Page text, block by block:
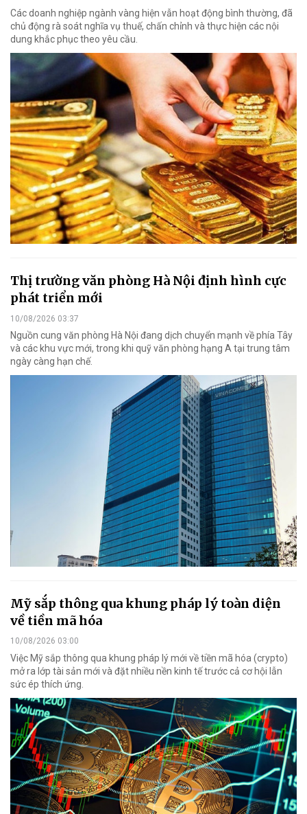
Các doanh nghiệp ngành vàng hiện vẫn hoạt động bình thường, đã
chủ động rà soát nghĩa vụ thuế, chấn chỉnh và thực hiện các nội
dung khắc phục theo yêu cầu.
Thị trường văn phòng Hà Nội định hình cực
phát triển mới
10/08/2026 03:37
Nguồn cung văn phòng Hà Nội đang dịch chuyển mạnh về phía Tây
và các khu vực mới, trong khi quỹ văn phòng hạng A tại trung tâm
ngày càng hạn chế.
Mỹ sắp thông qua khung pháp lý toàn diện
về tiền mã hóa
10/08/2026 03:00
Việc Mỹ sắp thông qua khung pháp lý mới về tiền mã hóa (crypto)
mở ra lớp tài sản mới và đặt nhiều nền kinh tế trước cả cơ hội lẫn
sức ép thích ứng.